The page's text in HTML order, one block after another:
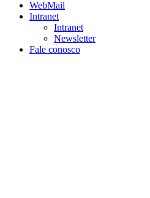
WebMail
Intranet
Intranet
Newsletter
Fale conosco